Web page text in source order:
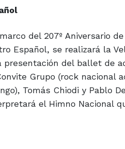
del 207º Aniversario
Español, se realizará la
del ballet de
Grupo (rock nacional
Tomás Chiodi y Pablo
el Himno Nacional